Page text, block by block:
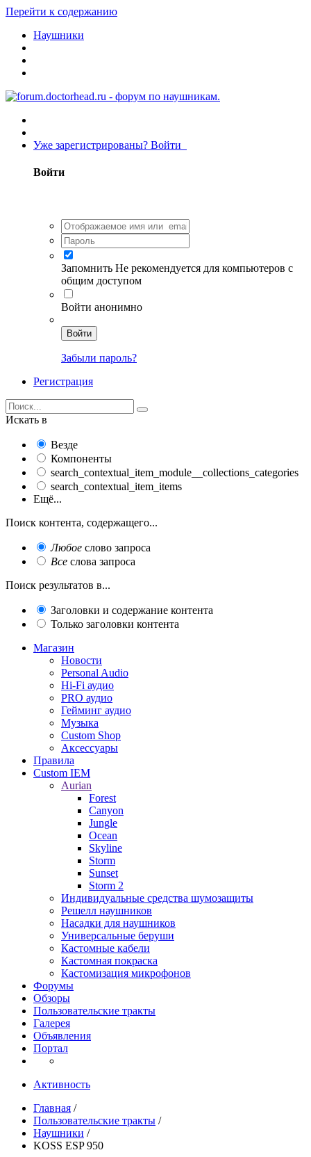
Перейти к содержанию
Наушники
Уже зарегистрированы? Войти
Войти
Запомнить Не рекомендуется для компьютеров с
общим доступом
Войти анонимно
Войти
Забыли пароль?
Регистрация
Искать в
Везде
Компоненты
search_contextual_item_module__collections_categories
search_contextual_item_items
Ещё...
Поиск контента, содержащего...
Любое слово запроса
Все слова запроса
Поиск результатов в...
Заголовки и содержание контента
Только заголовки контента
Магазин
Новости
Personal Audio
Hi-Fi аудио
PRO аудио
Гейминг аудио
Музыка
Custom Shop
Аксессуары
Правила
Custom IEM
Aurian
Forest
Canyon
Jungle
Ocean
Skyline
Storm
Sunset
Storm 2
Индивидуальные средства шумозащиты
Решелл наушников
Насадки для наушников
Универсальные беруши
Кастомные кабели
Кастомная покраска
Кастомизация микрофонов
Форумы
Обзоры
Пользовательские тракты
Галерея
Объявления
Портал
Активность
Главная /
Пользовательские тракты /
Наушники /
KOSS ESP 950